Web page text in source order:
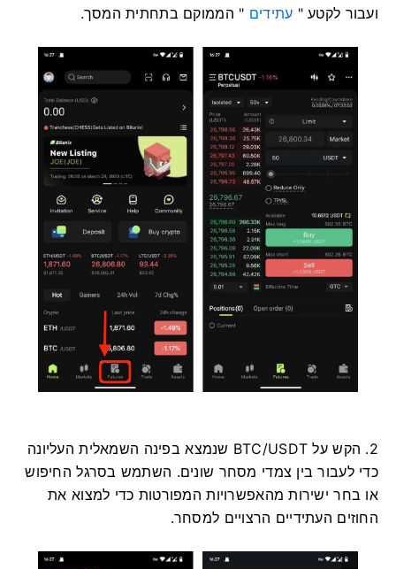
ועבור לקטע " עתידים " הממוקם בתחתית המסך.
2. הקש על BTC/USDT שנמצא בפינה השמאלית העליונה
כדי לעבור בין צמדי מסחר שונים. השתמש בסרגל החיפוש
או בחר ישירות מהאפשרויות המפורטות כדי למצוא את
החוזים העתידיים הרצויים למסחר.